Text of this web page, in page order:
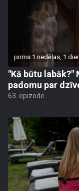
pirms 1 nedēļas, 1
"Kā būtu labāk?"
padomu par
63. epizode